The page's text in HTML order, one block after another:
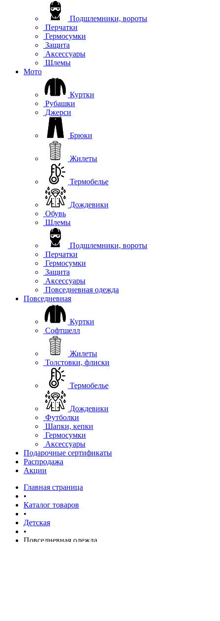
Подшлемники, вороты
Перчатки
Гермосумки
Защита
Аксессуары
Шлемы
Мото
Куртки
Рубашки
Джерси
Брюки
Жилеты
Термобелье
Дождевики
Обувь
Шлемы
Подшлемники, вороты
Перчатки
Гермосумки
Защита
Аксессуары
Повседневная одежда
Повседневная
Куртки
Софтшелл
Жилеты
Толстовки, флиски
Термобелье
Дождевики
Футболки
Шапки, кепки
Гермосумки
Аксессуары
Подарочные сертификаты
Распродажа
Акции
Главная страница
•
Каталог товаров
•
Детская
•
Повседневная одежда